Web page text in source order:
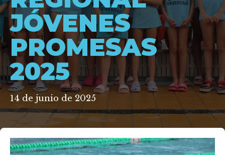
JÓVENES
PROMESAS
2025
14 de junio de 2025